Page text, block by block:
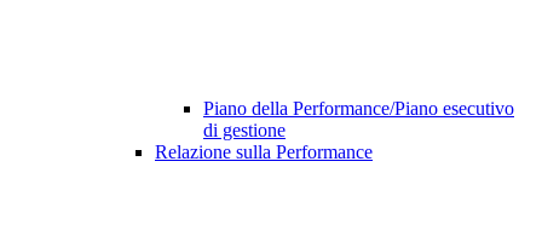
Piano della Performance/Piano esecutivo
di gestione
Relazione sulla Performance